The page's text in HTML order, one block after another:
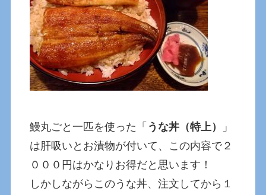
鰻丸ごと一匹を使った「 うな丼（特上）
」
は肝吸いとお漬物が付いて、この内容で２
０００円はかなりお得だと思います！
しかしながらこのうな丼、注文してから１